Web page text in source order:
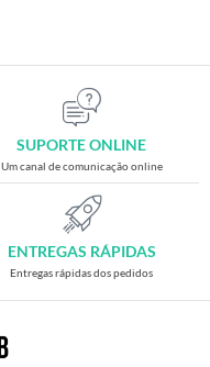
SUPORTE ONLINE
Um canal de comunicação online
ENTREGAS RÁPIDAS
Entregas rápidas dos pedidos